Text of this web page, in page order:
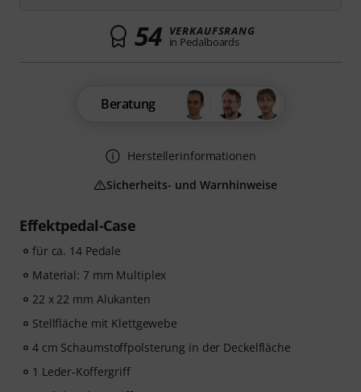
Effektpedal-Case
für ca. 14 Pedale
Material: 7 mm Multiplex
22 x 22 mm Alukanten
Stellfläche mit Klettgewebe
4 cm Schaumstoffpolsterung in der Deckelfläche
1 Leder-Koffergriff
54 VERKAUFSRANG
in Pedalboards
Beratung
Herstellerinformationen
Sicherheits- und Warnhinweise